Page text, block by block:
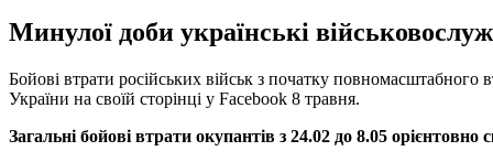
Минулої доби українські
Бойові втрати російських військ з початку
України на своїй сторінці у Facebook 8 травня.
Загальні бойові втрати окупантів з 24.02 до 8.05 орієнтовно